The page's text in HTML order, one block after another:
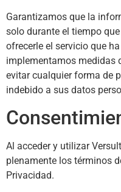
Garantizamos que la
solo durante el tiempo
ofrecerle el servicio que
implementamos medidas
evitar cualquier forma de
indebido a sus datos
Al acceder y utilizar
plenamente los términos
Privacidad.